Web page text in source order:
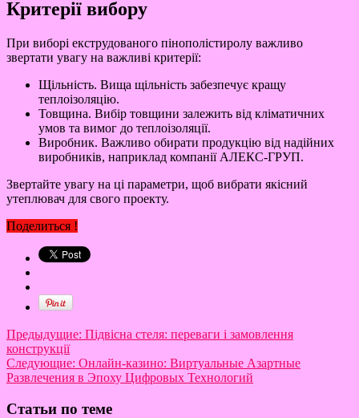
Критерії вибору
При виборі екструдованого пінополістиролу важливо
звертати увагу на важливі критерії:
Щільність. Вища щільність забезпечує кращу
теплоізоляцію.
Товщина. Вибір товщини залежить від кліматичних
умов та вимог до теплоізоляції.
Виробник. Важливо обирати продукцію від надійних
виробників, наприклад компанії АЛЕКС-ГРУП.
Звертайте увагу на ці параметри, щоб вибрати якісний
утеплювач для свого проекту.
Поделиться !
Предыдущие: Підвісна стеля: переваги і замовлення
конструкції
Следующие: Онлайн-казино: Виртуальные Азартные
Развлечения в Эпоху Цифровых Технологий
Статьи по теме